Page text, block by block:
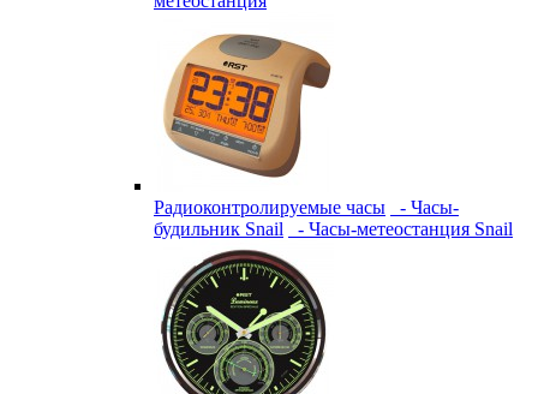
Радиоконтролируемые часы
- Часы-
будильник Snail
- Часы-метеостанция Snail